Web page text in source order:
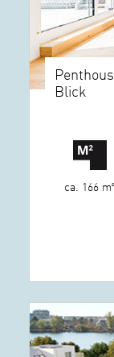
Blick
ca. 166 m²